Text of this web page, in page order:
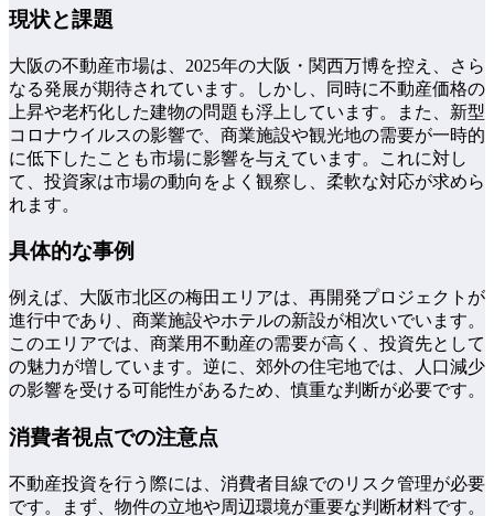
現状と課題
大阪の不動産市場は、2025年の大阪・関西万博を控え、さら
なる発展が期待されています。しかし、同時に不動産価格の
上昇や老朽化した建物の問題も浮上しています。また、新型
コロナウイルスの影響で、商業施設や観光地の需要が一時的
に低下したことも市場に影響を与えています。これに対し
て、投資家は市場の動向をよく観察し、柔軟な対応が求めら
れます。
具体的な事例
例えば、大阪市北区の梅田エリアは、再開発プロジェクトが
進行中であり、商業施設やホテルの新設が相次いでいます。
このエリアでは、商業用不動産の需要が高く、投資先として
の魅力が増しています。逆に、郊外の住宅地では、人口減少
の影響を受ける可能性があるため、慎重な判断が必要です。
消費者視点での注意点
不動産投資を行う際には、消費者目線でのリスク管理が必要
です。まず、物件の立地や周辺環境が重要な判断材料です。